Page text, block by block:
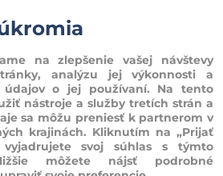
na zlepšenie vašej návštevy
analýzu jej výkonnosti a
údajov o jej používaní. Na tento
nástroje a služby tretích strán a
sa môžu preniesť k partnerom v
krajinách. Kliknutím na „Prijať
vyjadrujete svoj súhlas s týmto
môžete nájsť podrobné